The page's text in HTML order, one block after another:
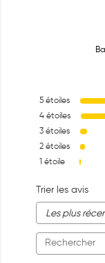
5 étoiles
4 étoiles
3 étoiles
2 étoiles
1 étoile
Trier les avis